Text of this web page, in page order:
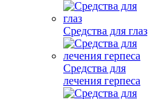
Средства для глаз
Средства для
лечения герпеса